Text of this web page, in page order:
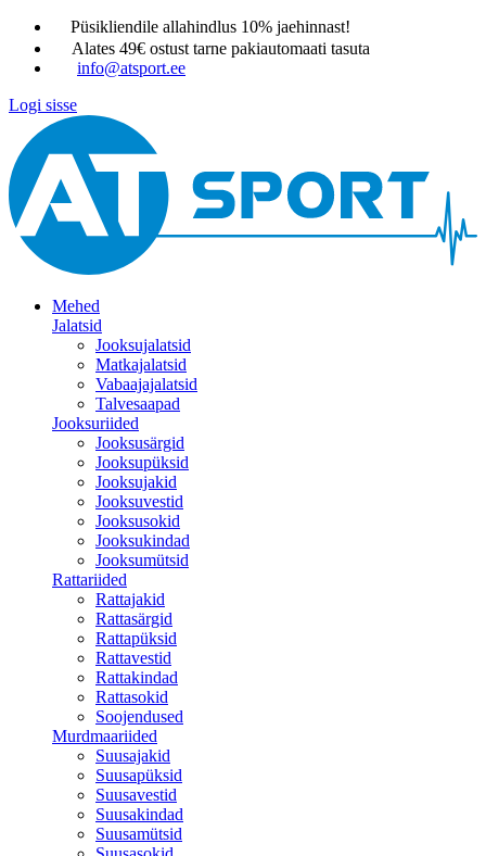
Püsikliendile allahindlus 10% jaehinnast!
Alates 49€ ostust tarne pakiautomaati tasuta
info@atsport.ee
Logi sisse
Mehed
Jalatsid
Jooksujalatsid
Matkajalatsid
Vabaajajalatsid
Talvesaapad
Jooksuriided
Jooksusärgid
Jooksupüksid
Jooksujakid
Jooksuvestid
Jooksusokid
Jooksukindad
Jooksumütsid
Rattariided
Rattajakid
Rattasärgid
Rattapüksid
Rattavestid
Rattakindad
Rattasokid
Soojendused
Murdmaariided
Suusajakid
Suusapüksid
Suusavestid
Suusakindad
Suusamütsid